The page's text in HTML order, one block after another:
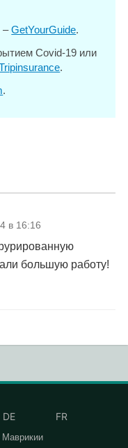
–GetYourGuide.
Covid-19 или
.
.
в 16:16
большую работу!
DE FR